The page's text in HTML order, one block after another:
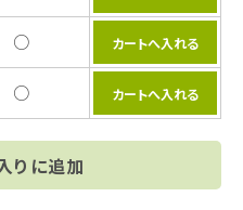
○
○
りに追加